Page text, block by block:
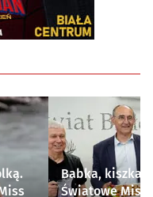
Babka, kiszka i
Światowe